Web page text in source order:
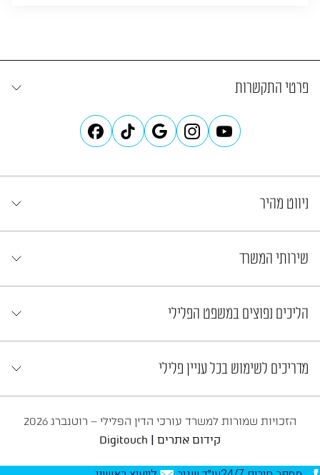
פרטי התקשרות
ניווט מהיר
שירותי המשרד
הליכים נפוצים במשפט הפלילי
מדריכים לשימוש בכל עניין פלילי
הזכויות שמורות למשרד עורכי הדין הפלילי – רוטנברג 2026
קידום אתרים |
Digitouch